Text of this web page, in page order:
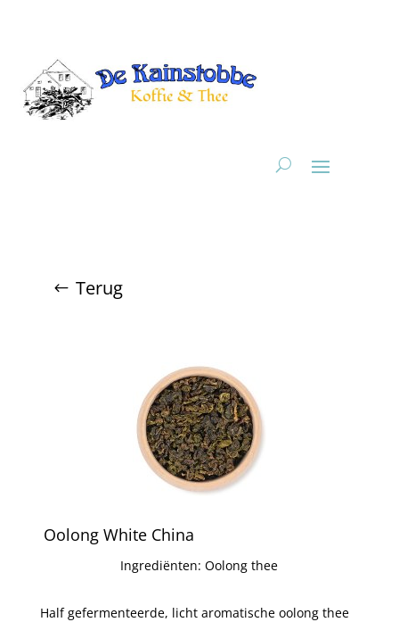
Terug
Oolong White China
Ingrediënten: Oolong thee
Half gefermenteerde, licht aromatische oolong thee